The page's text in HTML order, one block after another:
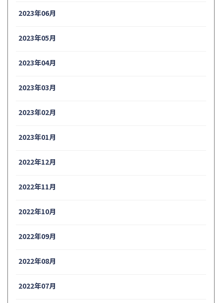
2023年06月
2023年05月
2023年04月
2023年03月
2023年02月
2023年01月
2022年12月
2022年11月
2022年10月
2022年09月
2022年08月
2022年07月